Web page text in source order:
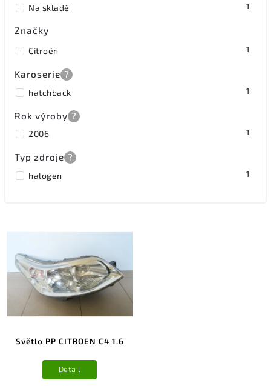
Na skladě 1
Značky
Citroën 1
Karoserie ?
hatchback 1
Rok výroby ?
2006 1
Typ zdroje ?
halogen 1
Světlo PP CITROEN C4 1.6
Detail